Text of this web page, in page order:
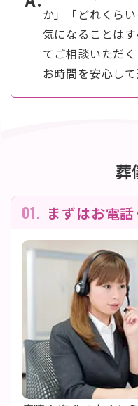
か」「どれくら
気になることは
てご相談いただ
お時間を安心して
葬
01. まずはお電